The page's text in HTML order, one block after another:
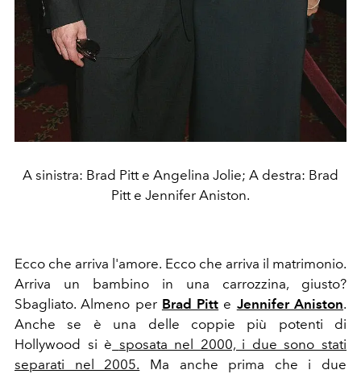
A sinistra: Brad Pitt e Angelina Jolie; A destra: Brad
Pitt e Jennifer Aniston.
Ecco che arriva l'amore. Ecco che arriva il matrimonio.
Arriva un bambino in una carrozzina, giusto?
Sbagliato. Almeno per Brad Pitt e Jennifer Aniston.
Anche se è una delle coppie più potenti di
Hollywood si è sposata nel 2000, i due sono stati
separati nel 2005.
Ma anche prima che i due